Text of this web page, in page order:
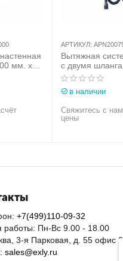
мм. х
арт.
АРТИКУЛ:
Вытяжная
с двумя
м. Aerservice
в наличии
Свяжитесь с
цены
+7(499)110-09-32
работы: Пн-Вс 9.00 - 18.00
3-я Парковая, д. 55 офис
sales@exly.ru